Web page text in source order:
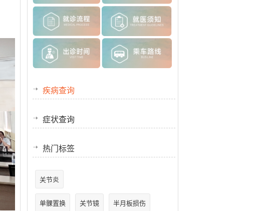
疾病查询
症状查询
热门标签
关节炎
单髁置换 关节镜 半月板损伤